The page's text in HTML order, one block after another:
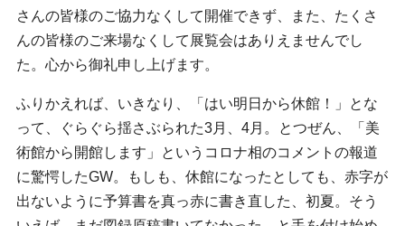
さんの皆様のご協力なくして開催できず、また、たくさ
んの皆様のご来場なくして展覧会はありえませんでし
た。心から御礼申し上げます。
ふりかえれば、いきなり、「はい明日から休館！」とな
って、ぐらぐら揺さぶられた3月、4月。とつぜん、「美
術館から開館します」というコロナ相のコメントの報道
に驚愕したGW。もしも、休館になったとしても、赤字が
出ないように予算書を真っ赤に書き直した、初夏。そう